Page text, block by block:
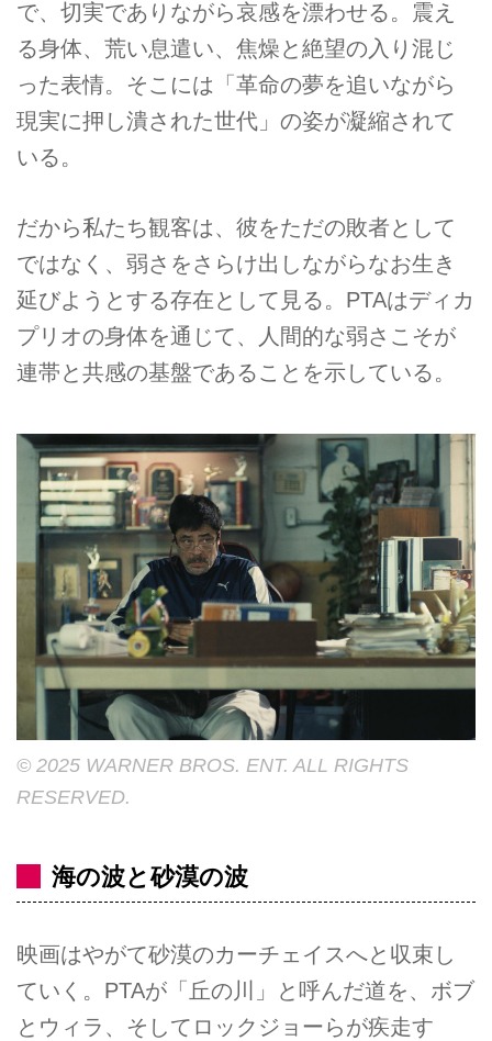
で、切実でありながら哀感を漂わせる。震え
る身体、荒い息遣い、焦燥と絶望の入り混じ
った表情。そこには「革命の夢を追いながら
現実に押し潰された世代」の姿が凝縮されて
いる。
だから私たち観客は、彼をただの敗者として
ではなく、弱さをさらけ出しながらなお生き
延びようとする存在として見る。PTAはディカ
プリオの身体を通じて、人間的な弱さこそが
連帯と共感の基盤であることを示している。
© 2025 WARNER BROS. ENT. ALL RIGHTS
RESERVED.
海の波と砂漠の波
映画はやがて砂漠のカーチェイスへと収束し
ていく。PTAが「丘の川」と呼んだ道を、ボブ
とウィラ、そしてロックジョーらが疾走す